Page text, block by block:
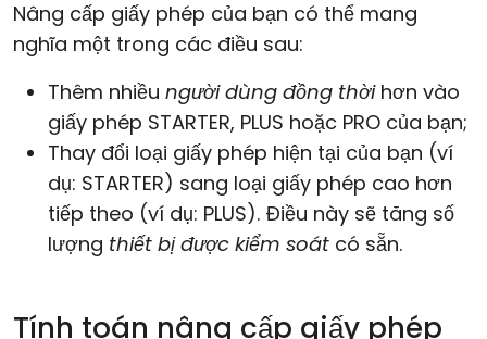
Nâng cấp giấy phép của bạn có thể mang
nghĩa một trong các điều sau:
Thêm nhiều người dùng đồng thờihơn vào
giấy phép STARTER, PLUS hoặc PRO của bạn;
Thay đổi loại giấy phép hiện tại của bạn (ví
dụ: STARTER) sang loại giấy phép cao hơn
tiếp theo (ví dụ: PLUS). Điều này sẽ tăng số
lượng thiết bị được kiểm soát có sẵn.
Tính toán nâng cấp giấy phép